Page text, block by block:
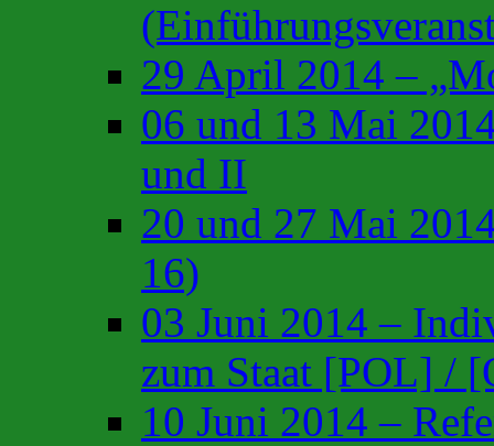
29 April 2014 –
06 und 13 Mai
und II
20 und 27 Mai
16)
03 Juni 2014 –
zum Staat [POL] /
10 Juni 2014 –